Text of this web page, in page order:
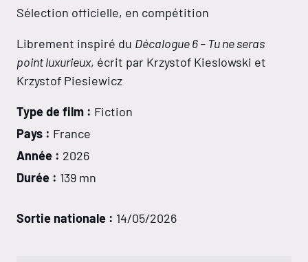
Sélection officielle, en compétition
Librement inspiré du Décalogue 6 – Tu ne seras
point luxurieux, écrit par Krzystof Kieslowski et
Krzystof Piesiewicz
Type de film : Fiction
Pays : France
Année : 2026
Durée : 139 mn
Sortie nationale : 14/05/2026